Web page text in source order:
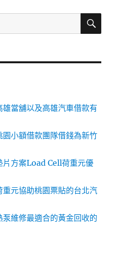
搜
當舖以及高雄汽車借款有
小額借款團隊借錢為新竹
片方案Load Cell荷重元優
元協助桃園票貼的台北汽
維修最適合的黃金回收的